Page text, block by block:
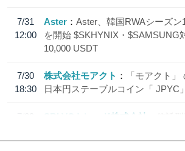
7/31
12:00
Aster
Aster、韓国RWAシーズ
を開始 $SKHYNIX・$SAMSUNG
10,000 USDT
7/30
18:30
株式会社モアクト
「モアクト
日本円ステーブルコイン「 JPYC
7/29
SBI VCトレード株式会社
信託